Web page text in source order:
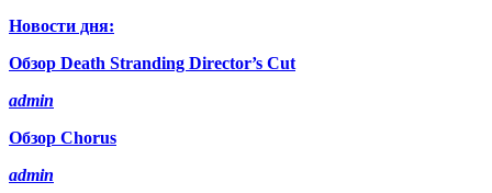
Новости дня:
Обзор Death Stranding Director’s Cut
admin
Обзор Chorus
admin